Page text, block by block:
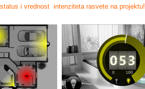
i vrednost intenziteta rasvete na projektu!